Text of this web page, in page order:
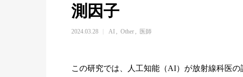
測因子
2024.03.28 AI Other 医師
この研究では、人工知能（AI）が放射線科医